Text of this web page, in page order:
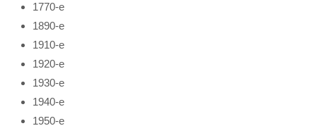
1770-е
1890-е
1910-е
1920-е
1930-е
1940-е
1950-е